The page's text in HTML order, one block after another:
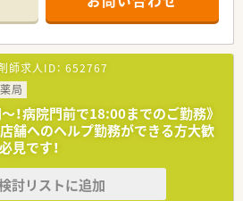
スメ＞
したい方
どで閉局までのご勤務が難しい方
保険に加入をご希望の方
した企業で働きたい方
った方はお気軽にお問い合わせくださ
が3名在籍しており、事務スタッフと協力
ています。
っているため、終業後のプライベートな
す。
全額支給され、サービス残業をなくす取り
しています。
薬剤師が在籍しているため、急なお休み
きる体制です。
物像】
師求人ID： 652767
局
～！病院門前で18:00までのご勤務》
店舗へのヘルプ勤務ができる方大歓
見です！
討リストに追加